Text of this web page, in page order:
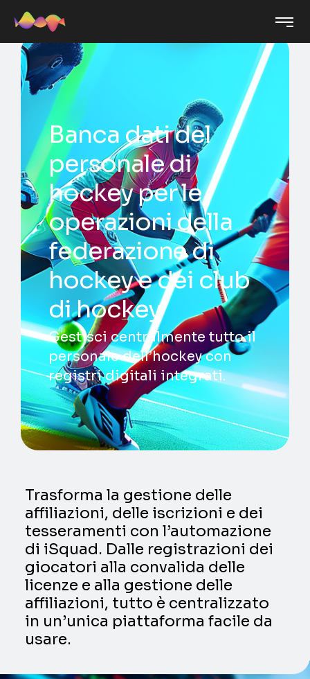
Banca dati del
personale di
hockey per le
operazioni della
federazione di
hockey e dei club
di hockey
Gestisci centralmente tutto il
personale dell’hockey con
registri digitali integrati.
Trasforma la gestione delle
affiliazioni, delle iscrizioni e dei
tesseramenti con l’automazione
di iSquad. Dalle registrazioni dei
giocatori alla convalida delle
licenze e alla gestione delle
affiliazioni, tutto è centralizzato
in un’unica piattaforma facile da
usare.